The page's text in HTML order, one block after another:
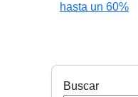
hasta un 60%
Buscar